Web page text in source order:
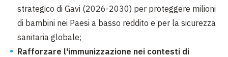
strategico di Gavi (2026-2030) per proteggere milioni
di bambini nei Paesi a basso reddito e per la sicurezza
sanitaria globale;
Rafforzare l'immunizzazione nei contesti di